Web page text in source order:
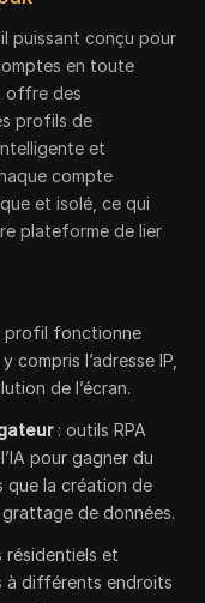
puissant conçu pour
en toute
offre des
profils de
et
compte
et isolé, ce qui
plateforme de lier
profil fonctionne
compris l’adresse IP,
de l’écran.
: outils RPA
pour gagner du
que la création de
de données.
et
à différents endroits